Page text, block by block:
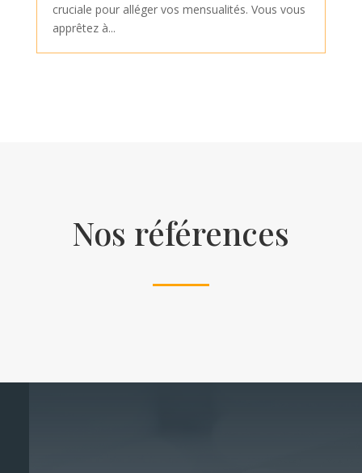
cruciale pour alléger vos mensualités. Vous vous
apprêtez à...
Nos références